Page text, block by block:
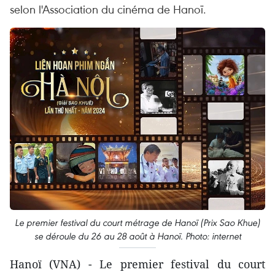
selon l'Association du cinéma de Hanoï.
Le premier festival du court métrage de Hanoï (Prix Sao Khue)
se déroule du 26 au 28 août à Hanoï. Photo: internet
Hanoï (VNA) - Le premier festival du court